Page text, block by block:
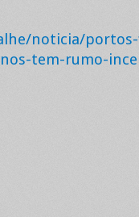
noticia/
tem-rumo-